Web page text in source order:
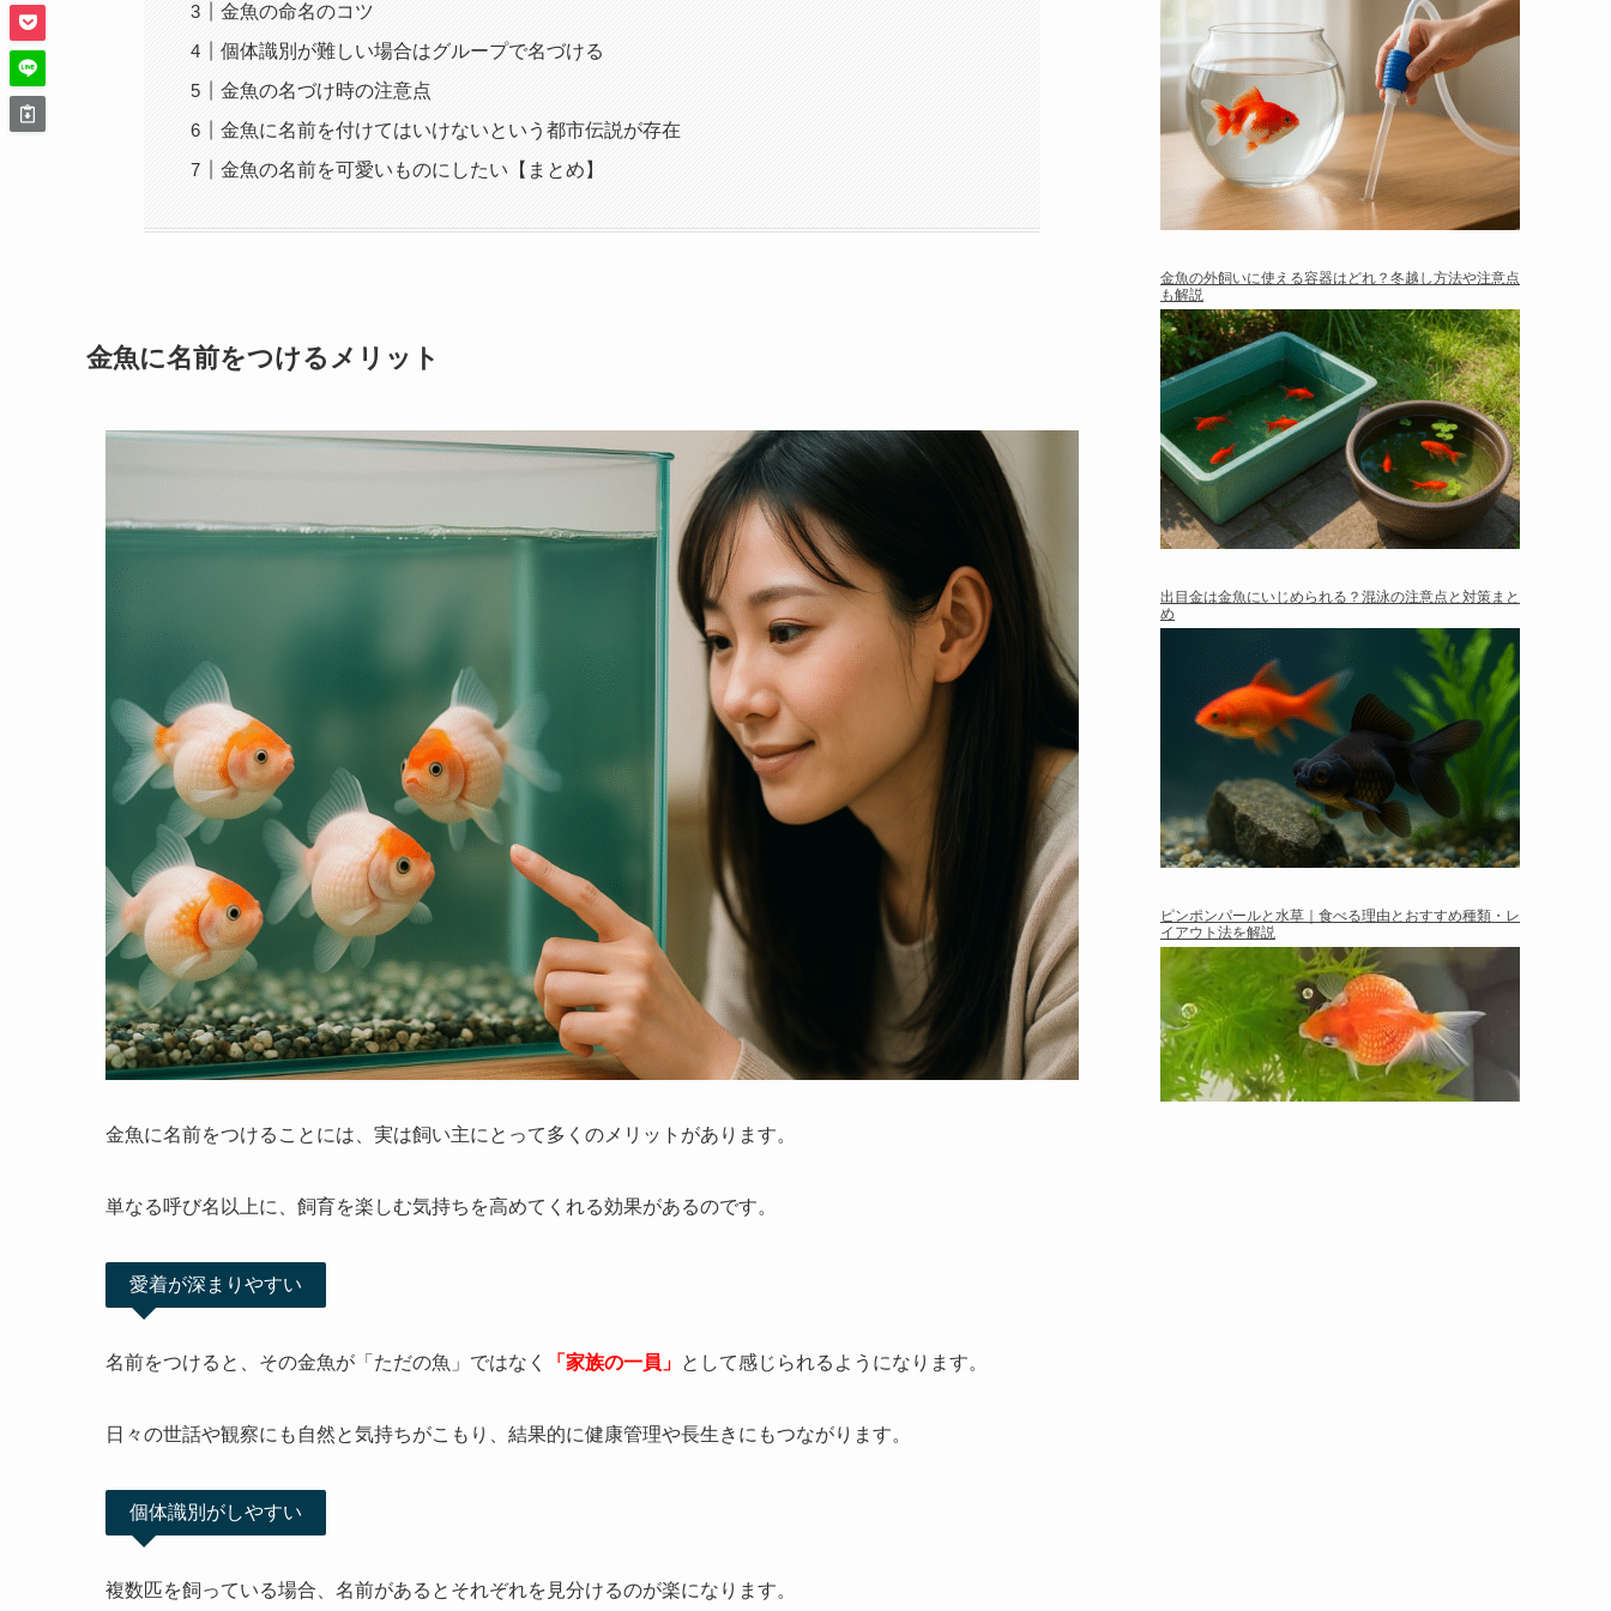
金魚の命名のコツ
個体識別が難しい場合はグループで名づける
金魚の名づけ時の注意点
金魚に名前を付けてはいけないという都市伝説が存在
金魚の名前を可愛いものにしたい【まとめ】
金魚に名前をつけるメリット
金魚に名前をつけることには、実は飼い主にとって多くのメリットがあります。
単なる呼び名以上に、飼育を楽しむ気持ちを高めてくれる効果があるのです。
愛着が深まりやすい
名前をつけると、その金魚が「ただの魚」ではなく 「家族の一員」 として感じられるようになります。
日々の世話や観察にも自然と気持ちがこもり、結果的に健康管理や長生きにもつながります。
個体識別がしやすい
複数匹を飼っている場合、名前があるとそれぞれを見分けるのが楽になります。
金魚の外飼いに使える容器はどれ？冬越し方法や注意点
も解説
出目金は金魚にいじめられる？混泳の注意点と対策まと
め
ピンポンパールと水草｜食べる理由とおすすめ種類・レ
イアウト法を解説